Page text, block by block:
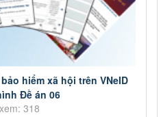
hiểm xã hội trên VNeID
Đề án 06
318